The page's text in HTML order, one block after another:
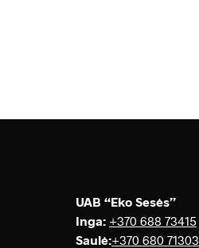
UAB “Eko Sesės”
Inga: +370 688 73415
Saulė:+370 680 71303